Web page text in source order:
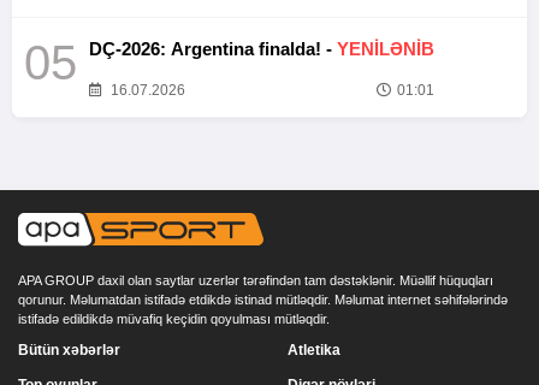
05 DÇ-2026: Argentina finalda! - YENİLƏNİB
16.07.2026 01:01
APA GROUP daxil olan saytlar uzerlər tərəfindən tam dəstəklənir. Müəllif hüquqları
qorunur. Məlumatdan istifadə etdikdə istinad mütləqdir. Məlumat internet səhifələrində
istifadə edildikdə müvafiq keçidin qoyulması mütləqdir.
Bütün xəbərlər Atletika